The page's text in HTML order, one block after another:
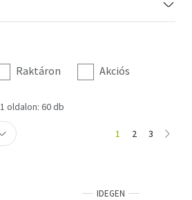
Raktáron Akciós
1 oldalon: 60 db
1 2 3
IDEGEN